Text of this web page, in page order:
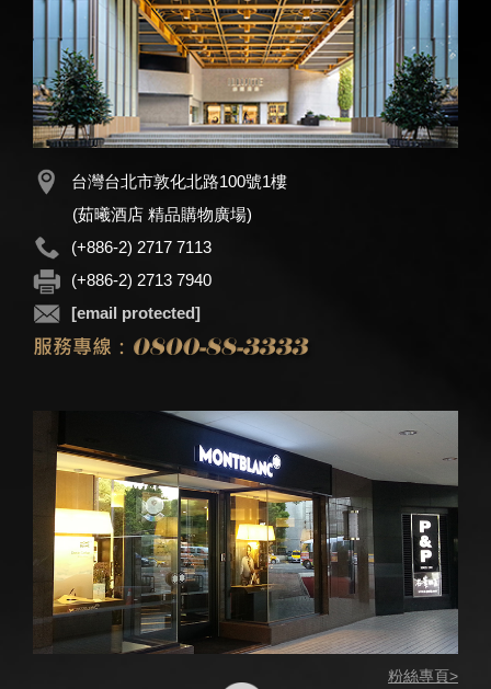
台灣台北市敦化北路100號1樓
(茹曦酒店 精品購物廣場)
(+886-2) 2717 7113
(+886-2) 2713 7940
[email protected]
粉絲專頁>